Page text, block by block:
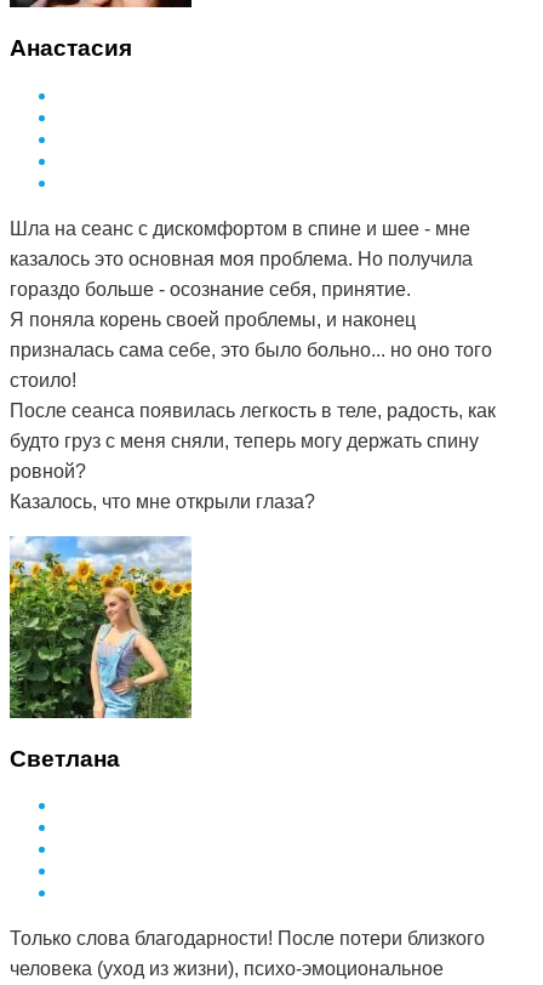
Анастасия
Шла на сеанс с дискомфортом в спине и шее - мне
казалось это основная моя проблема. Но получила
гораздо больше - осознание себя, принятие.
Я поняла корень своей проблемы, и наконец
призналась сама себе, это было больно... но оно того
стоило!
После сеанса появилась легкость в теле, радость, как
будто груз с меня сняли, теперь могу держать спину
ровной?
Казалось, что мне открыли глаза?
Светлана
Только слова благодарности! После потери близкого
человека (уход из жизни), психо-эмоциональное